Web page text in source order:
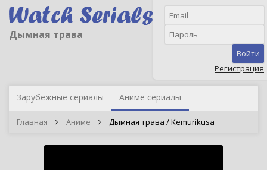
Дымная трава
Войти
Регистрация
Зарубежные сериалы Аниме сериалы
Главная Аниме Дымная трава / Kemurikusa